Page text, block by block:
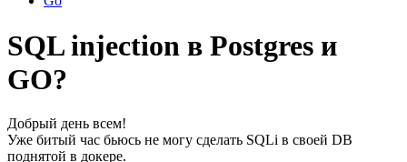
SQL injection в Postgres и
GO?
Добрый день всем!
Уже битый час бьюсь не могу сделать SQLi в своей DB
поднятой в докере.